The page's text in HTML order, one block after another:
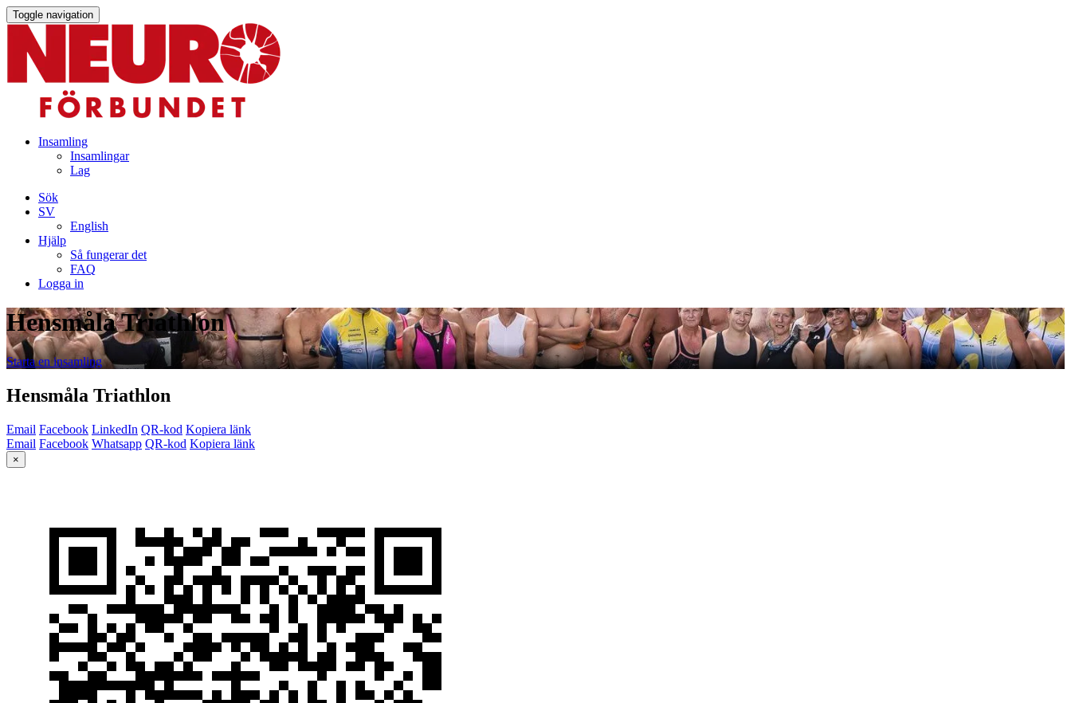
Toggle navigation
Insamling
Insamlingar
Lag
Sök
SV
English
Hjälp
Så fungerar det
FAQ
Logga in
Hensmåla Triathlon
Starta en insamling
Hensmåla Triathlon
Email Facebook LinkedIn QR-kod Kopiera länk
Email Facebook Whatsapp QR-kod Kopiera länk
×